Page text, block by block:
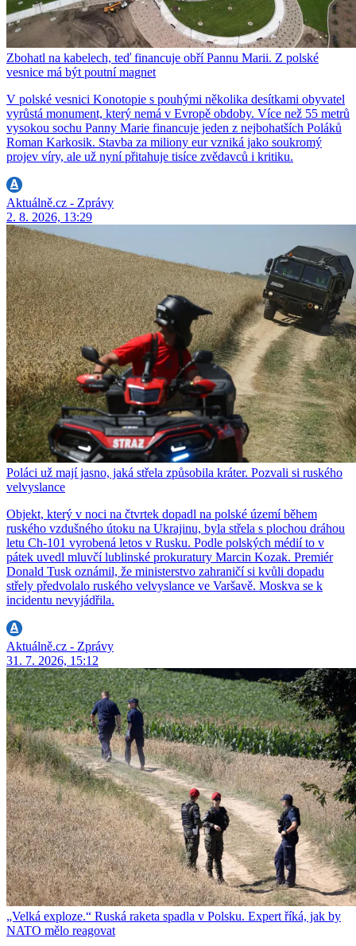
Zbohatl na kabelech, teď financuje obří Pannu Marii. Z polské
vesnice má být poutní magnet
V polské vesnici Konotopie s pouhými několika desítkami obyvatel
vyrůstá monument, který nemá v Evropě obdoby. Více než 55 metrů
vysokou sochu Panny Marie financuje jeden z nejbohatších Poláků
Roman Karkosik. Stavba za miliony eur vzniká jako soukromý
projev víry, ale už nyní přitahuje tisíce zvědavců i kritiku.
Aktuálně.cz - Zprávy
2. 8. 2026, 13:29
Poláci už mají jasno, jaká střela způsobila kráter. Pozvali si ruského
velvyslance
Objekt, který v noci na čtvrtek dopadl na polské území během
ruského vzdušného útoku na Ukrajinu, byla střela s plochou dráhou
letu Ch-101 vyrobená letos v Rusku. Podle polských médií to v
pátek uvedl mluvčí lublinské prokuratury Marcin Kozak. Premiér
Donald Tusk oznámil, že ministerstvo zahraničí si kvůli dopadu
střely předvolalo ruského velvyslance ve Varšavě. Moskva se k
incidentu nevyjádřila.
Aktuálně.cz - Zprávy
31. 7. 2026, 15:12
„Velká exploze.“ Ruská raketa spadla v Polsku. Expert říká, jak by
NATO mělo reagovat